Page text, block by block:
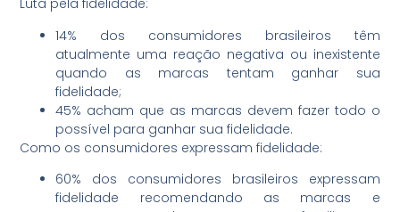
Luta pela fidelidade:
14% dos consumidores brasileiros têm
atualmente uma reação negativa ou inexistente
quando as marcas tentam ganhar sua
fidelidade;
45% acham que as marcas devem fazer todo o
possível para ganhar sua fidelidade.
Como os consumidores expressam fidelidade:
60% dos consumidores brasileiros expressam
fidelidade recomendando as marcas e